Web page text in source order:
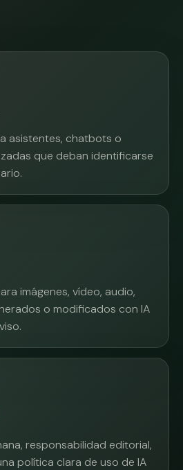
asistentes, chatbots o
que deban identificarse
imágenes, vídeo, audio,
o modificados con IA
responsabilidad editorial,
política clara de uso de IA